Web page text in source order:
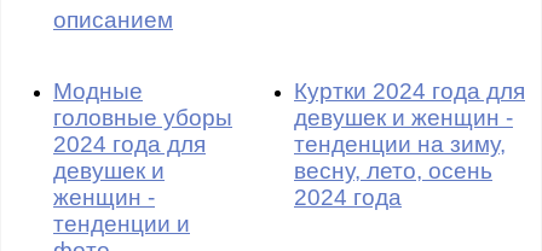
описанием
Модные
головные уборы
2024 года для
девушек и
женщин -
тенденции и
Куртки 2024 года для
девушек и женщин -
тенденции на зиму,
весну, лето, осень
2024 года